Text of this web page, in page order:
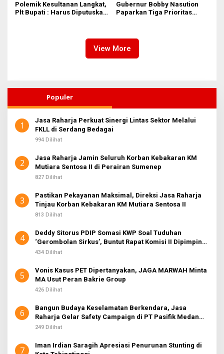
Polemik Kesultanan Langkat,
Plt Bupati : Harus Diputuskan
Gubernur Bobby Nasution
Paparkan Tiga Prioritas
View More
Populer
1
Jasa Raharja Perkuat Sinergi Lintas Sektor Melalui
FKLL di Serdang Bedagai
994 Dilihat
2
Jasa Raharja Jamin Seluruh Korban Kebakaran KM
Mutiara Sentosa II di Perairan Sumenep
827 Dilihat
3
Pastikan Pekayanan Maksimal, Direksi Jasa Raharja
Tinjau Korban Kebakaran KM Mutiara Sentosa II
813 Dilihat
4
Deddy Sitorus PDIP Somasi KWP Soal Tuduhan
‘Gerombolan Sirkus’, Buntut Rapat Komisi II Dipimpin
Sufmi Dasco Ahmad
434 Dilihat
5
Vonis Kasus PET Dipertanyakan, JAGA MARWAH Minta
MA Usut Peran Bakrie Group
426 Dilihat
6
Bangun Budaya Keselamatan Berkendara, Jasa
Raharja Gelar Safety Campaign di PT Pasifik Medan
Industri
249 Dilihat
7
Iman Irdian Saragih Apresiasi Penurunan Stunting di